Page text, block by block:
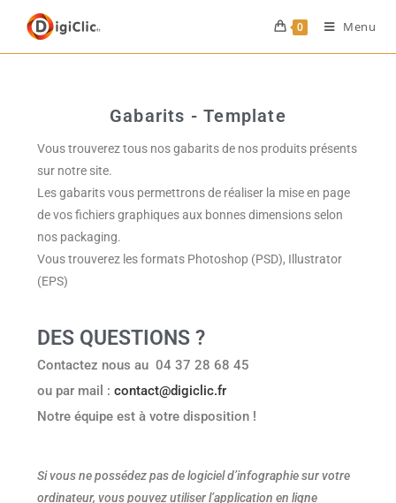
0 Menu
Gabarits - Template
Vous trouverez tous nos gabarits de nos produits présents
sur notre site.
Les gabarits vous permettrons de réaliser la mise en page
de vos fichiers graphiques aux bonnes dimensions selon
nos packaging.
Vous trouverez les formats Photoshop (PSD), Illustrator
(EPS)
DES QUESTIONS ?
Contactez nous au 04 37 28 68 45
ou par mail :contact@digiclic.fr
Notre équipe est à votre disposition !
Si vous ne possédez pas de logiciel d’infographie sur votre
ordinateur, vous pouvez utiliser l’application en ligne